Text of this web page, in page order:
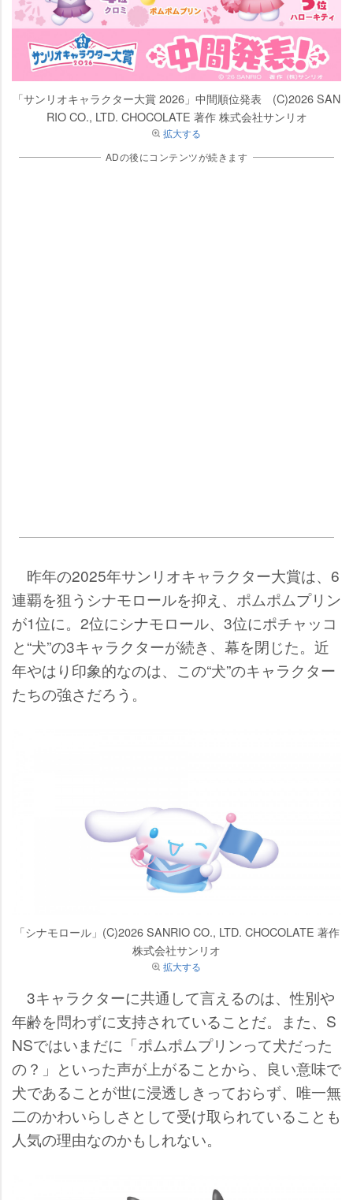
「サンリオキャラクター大賞 2026」中間順位発表 (C)2026 SAN
RIO CO., LTD. CHOCOLATE 著作 株式会社サンリオ
拡大する
ADの後にコンテンツが続きます
昨年の2025年サンリオキャラクター大賞は、6
連覇を狙うシナモロールを抑え、ポムポムプリン
が1位に。2位にシナモロール、3位にポチャッコ
と“犬”の3キャラクターが続き、幕を閉じた。近
年やはり印象的なのは、この“犬”のキャラクター
たちの強さだろう。
「シナモロール」(C)2026 SANRIO CO., LTD. CHOCOLATE 著作
株式会社サンリオ
拡大する
3キャラクターに共通して言えるのは、性別
年齢を問わずに支持されていることだ。また、S
NSではいまだに「ポムポムプリンって犬だった
の？」といった声が上がることから、良い意味で
犬であることが世に浸透しきっておらず、唯一無
二のかわいらしさとして受け取られていることも
人気の理由なのかもしれない。